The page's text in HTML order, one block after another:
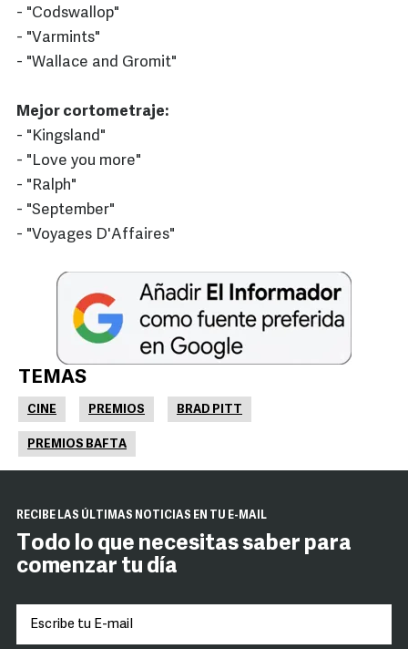
- "Codswallop"
- "Varmints"
- "Wallace and Gromit"
Mejor cortometraje:
- "Kingsland"
- "Love you more"
- "Ralph"
- "September"
- "Voyages D'Affaires"
TEMAS
CINE PREMIOS BRAD PITT
PREMIOS BAFTA
RECIBE LAS ÚLTIMAS NOTICIAS EN TU E-MAIL
Todo lo que necesitas saber para
comenzar tu día